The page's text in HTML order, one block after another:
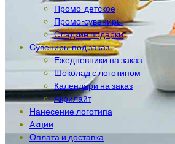
Промо-детское
Промо-сувениры
Сладкие подарки
Сувениры под заказ
Ежедневники на заказ
Шоколад с логотипом
Календари на заказ
Акрилайт
Нанесение логотипа
Акции
Оплата и доставка